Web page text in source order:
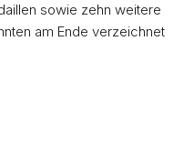
sowie zehn weitere
am Ende verzeichnet